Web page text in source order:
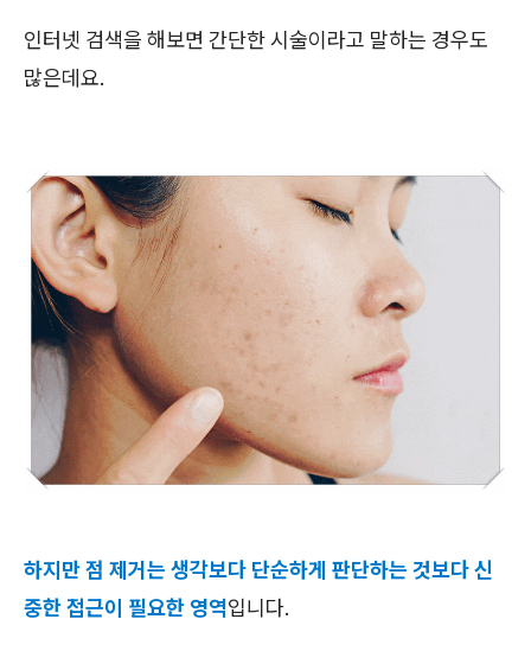
인터넷 검색을 해보면 간단한 시술이라고 말하는 경우도
많은데요.
하지만 점 제거는 생각보다 단순하게 판단하는 것보다 신
중한 접근이 필요한 영역입니다.